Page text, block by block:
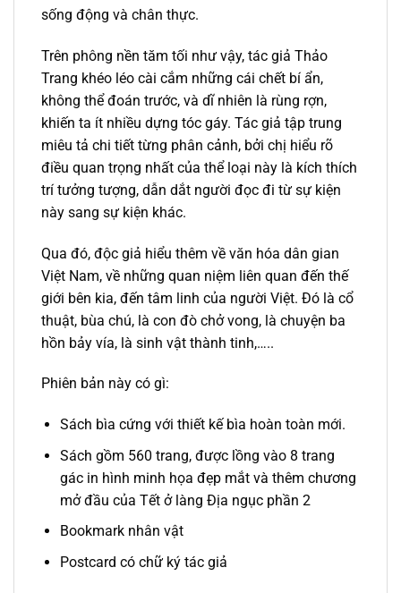
sống động và chân thực.
Trên phông nền tăm tối như vậy, tác giả Thảo
Trang khéo léo cài cắm những cái chết bí ẩn,
không thể đoán trước, và dĩ nhiên là rùng rợn,
khiến ta ít nhiều dựng tóc gáy. Tác giả tập trung
miêu tả chi tiết từng phân cảnh, bởi chị hiểu rõ
điều quan trọng nhất của thể loại này là kích thích
trí tưởng tượng, dẫn dắt người đọc đi từ sự kiện
này sang sự kiện khác.
Qua đó, độc giả hiểu thêm về văn hóa dân gian
Việt Nam, về những quan niệm liên quan đến thế
giới bên kia, đến tâm linh của người Việt. Đó là cổ
thuật, bùa chú, là con đò chở vong, là chuyện ba
hồn bảy vía, là sinh vật thành tinh,…..
Phiên bản này có gì:
Sách bìa cứng với thiết kế bìa hoàn toàn mới.
Sách gồm 560 trang, được lồng vào 8 trang
gác in hình minh họa đẹp mắt và thêm chương
mở đầu của Tết ở làng Địa ngục phần 2
Bookmark nhân vật
Postcard có chữ ký tác giả